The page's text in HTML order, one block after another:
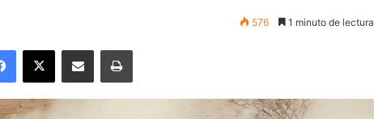
576 1 minuto de lectura
Facebook
X Enviar vía email Imprimir